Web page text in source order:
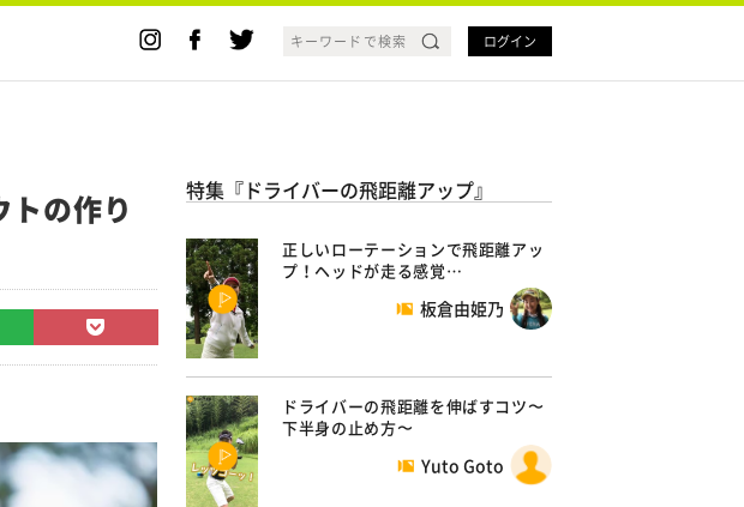
ログイン
トの作り
特集『ドライバーの飛距離アップ』
正しいローテーションで飛距離アッ
プ！ヘッドが走る感覚…
板倉由姫乃
ドライバーの飛距離を伸ばすコツ〜
下半身の止め方〜
Yuto Goto